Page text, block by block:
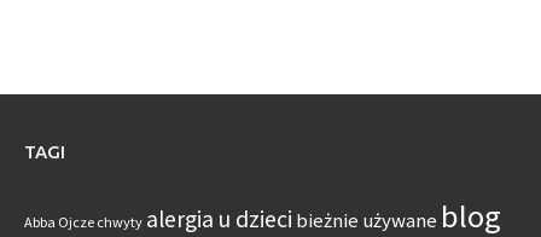
TAGI
Abba Ojcze chwyty alergia u dzieci bieżnie używane blog